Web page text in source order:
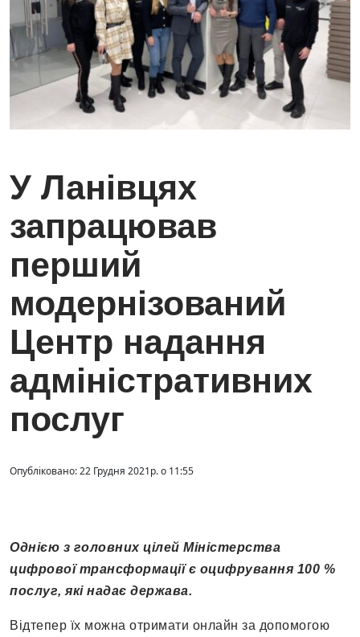
У Ланівцях
запрацював
перший
модернізований
Центр надання
адміністративних
послуг
Опубліковано: 22 Грудня 2021р. о 11:55
Однією з головних цілей Міністерства
цифрової трансформації є оцифрування 100 %
послуг, які надає держава.
Відтепер їх можна отримати онлайн за допомогою